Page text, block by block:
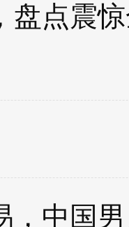
盘点震
中国